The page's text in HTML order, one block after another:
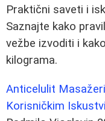
Praktični saveti i
Saznajte kako
vežbe izvoditi i
kilograma.
Anticelulit
Korisničkim